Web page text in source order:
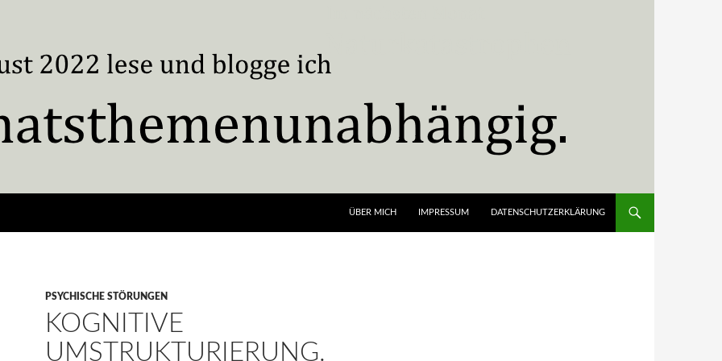
ÜBER MICH IMPRESSUM DATENSCHUTZERKLÄRUNG
PSYCHISCHE STÖRUNGEN
KOGNITIVE
UMSTRUKTURIERUNG.